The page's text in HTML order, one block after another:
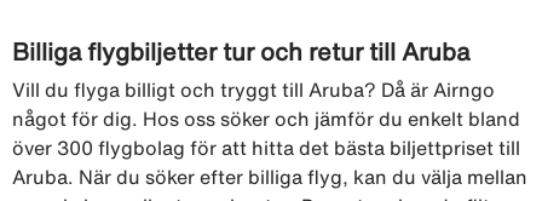
Billiga flygbiljetter tur och retur till Aruba
Vill du flyga billigt och tryggt till Aruba? Då är Airngo
något för dig. Hos oss söker och jämför du enkelt bland
över 300 flygbolag för att hitta det bästa biljettpriset till
Aruba. När du söker efter billiga flyg, kan du välja mellan